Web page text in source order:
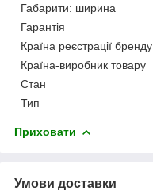
Габарити: ширина
Гарантія
Країна реєстрації бренду
Країна-виробник товару
Стан
Тип
Приховати
Умови доставки